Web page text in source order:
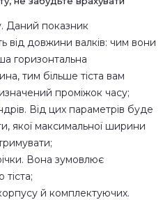
Даний показник
від довжини валків: чим вони
горизонтальна
тим більше тіста вам
проміжок часу;
Від цих параметрів буде
якої максимальної ширини
Вона зумовлює
тіста;
й комплектуючих.